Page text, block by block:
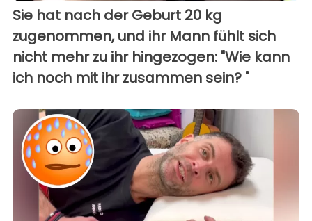
Sie hat nach der Geburt 20 kg
zugenommen, und ihr Mann fühlt sich
nicht mehr zu ihr hingezogen: "Wie kann
ich noch mit ihr zusammen sein? "